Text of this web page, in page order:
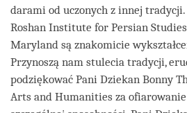
darami od uczonych z innej
Roshan Institute for Persian
Maryland są znakomicie
Przynoszą nam stulecia tradycji,
podziękować Pani Dziekan Bonny
Arts and Humanities za